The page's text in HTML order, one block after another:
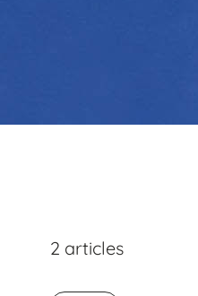
2 articles